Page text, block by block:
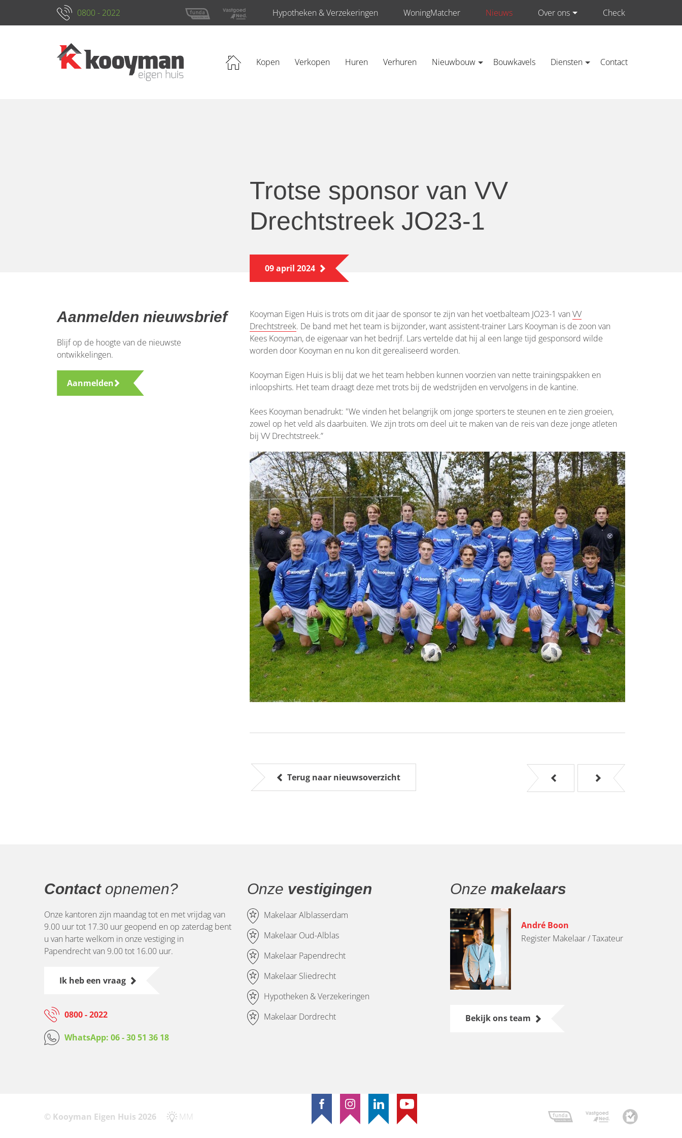
0800 - 2022 WoningMatcher Nieuws Over ons Check
Hypotheken & Verzekeringen
Kopen Verkopen Huren Verhuren Nieuwbouw Bouwkavels Diensten Contact
Trotse sponsor van VV
Drechtstreek JO23-1
09 april 2024
Kooyman Eigen Huis is trots om dit jaar de sponsor te zijn van het voetbalteam JO23-1 van VV
Drechtstreek. De band met het team is bijzonder, want assistent-trainer Lars Kooyman is de zoon van
Kees Kooyman, de eigenaar van het bedrijf. Lars vertelde dat hij al een lange tijd gesponsord wilde
worden door Kooyman en nu kon dit gerealiseerd worden.
Kooyman Eigen Huis is blij dat we het team hebben kunnen voorzien van nette trainingspakken en
inloopshirts. Het team draagt deze met trots bij de wedstrijden en vervolgens in de kantine.
Kees Kooyman benadrukt: "We vinden het belangrijk om jonge sporters te steunen en te zien groeien,
zowel op het veld als daarbuiten. We zijn trots om deel uit te maken van de reis van deze jonge atleten
bij VV Drechtstreek.”
Terug naar nieuwsoverzicht
Aanmelden nieuwsbrief
Blijf op de hoogte van de nieuwste
ontwikkelingen.
Aanmelden
Contactopnemen?
Onze kantoren zijn maandag tot en met vrijdag van
9.00 uur tot 17.30 uur geopend en op zaterdag bent
u van harte welkom in onze vestiging in
Papendrecht van 9.00 tot 16.00 uur.
Ik heb een vraag
0800 - 2022
WhatsApp: 06 - 30 51 36 18
Onze vestigingen
Makelaar Alblasserdam
Makelaar Oud-Alblas
Makelaar Papendrecht
Makelaar Sliedrecht
Hypotheken & Verzekeringen
Makelaar Dordrecht
Onze makelaars
André Boon
Register Makelaar / Taxateur
Bekijk ons team
© Kooyman Eigen Huis 2026 MM